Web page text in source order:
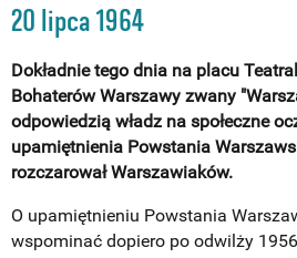
20 lipca 1964
Dokładnie tego dnia na placu
Bohaterów Warszawy zwany
odpowiedzią władz na społeczne
upamiętnienia Powstania
rozczarował Warszawiaków.
O upamiętnieniu Powstania
wspominać dopiero po odwilży